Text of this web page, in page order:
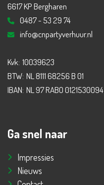
6617 KP Bergharen
0487 - 53 29 74
info@cnpartyverhuur.nl
Kvk: 10039623
BTW: NL 8111 68256 B 01
IBAN: NL 97 RABO 0121530094
Ga snel naar
Impressies
Nieuws